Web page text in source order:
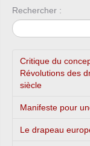
Rechercher :
Critique du
Révolutions des
siècle
Manifeste pour
Le drapeau